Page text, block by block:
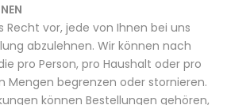
Recht vor, jede von Ihnen bei uns
abzulehnen. Wir können nach
pro Person, pro Haushalt oder pro
Mengen begrenzen oder stornieren.
können Bestellungen gehören,